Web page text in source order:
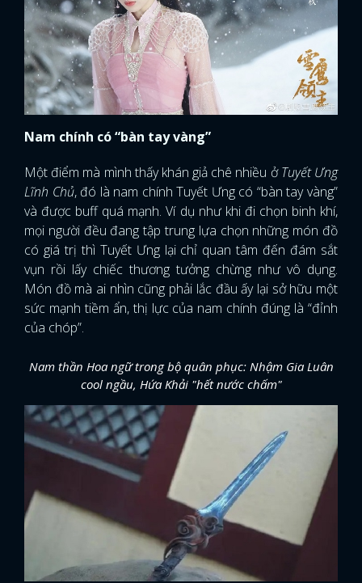
Nam chính có “bàn tay vàng”
Một điểm mà mình thấy khán giả chê nhiều ởTuyết Ưng
Lĩnh Chủ, đó là nam chính Tuyết Ưng có “bàn tay vàng”
và được buff quá mạnh. Ví dụ như khi đi chọn binh khí,
mọi người đều đang tập trung lựa chọn những món đồ
có giá trị thì Tuyết Ưng lại chỉ quan tâm đến đám sắt
vụn rồi lấy chiếc thương tưởng chừng như vô dụng.
Món đồ mà ai nhìn cũng phải lắc đầu ấy lại sở hữu một
sức mạnh tiềm ẩn, thị lực của nam chính đúng là “đỉnh
của chóp”.
Nam thần Hoa ngữ trong bộ quân phục: Nhậm Gia Luân
cool ngầu, Hứa Khải "hết nước chấm"